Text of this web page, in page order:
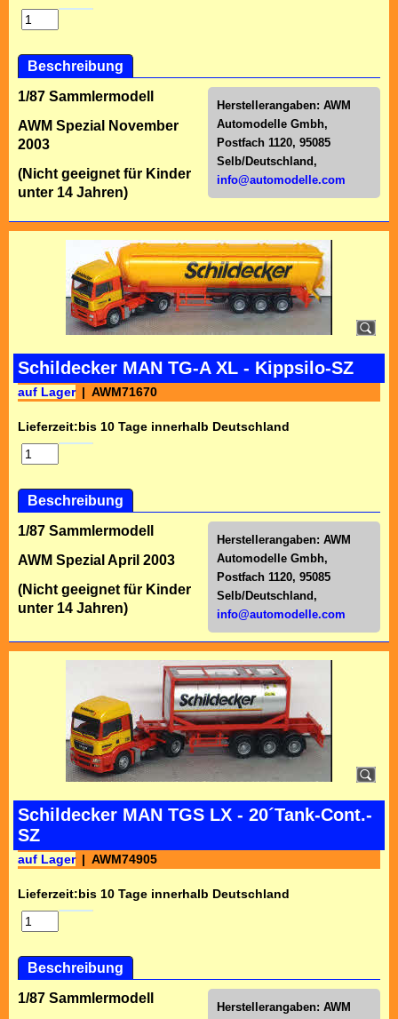
Beschreibung
Herstellerangaben: AWM
Automodelle Gmbh,
Postfach 1120, 95085
Selb/Deutschl and,
info@automodelle.com
1/87 Sammlermodell
AWM Spezial November
2003
(Nicht geeignet für Kinder
unter 14 Jahren)
Schildecker MAN TG-A XL - Kippsilo-SZ
auf Lager AWM71670
Lieferzeit:bis 10 Tage innerhalb Deutschland
Beschreibung
Herstellerangaben: AWM
Automodelle Gmbh,
Postfach 1120, 95085
Selb/Deutschl and,
info@automodelle.com
1/87 Sammlermodell
AWM Spezial April 2003
(Nicht geeignet für Kinder
unter 14 Jahren)
Schildecker MAN TGS LX - 20´Tank-Cont.-
SZ
auf Lager AWM74905
Lieferzeit:bis 10 Tage innerhalb Deutschland
Beschreibung
Herstellerangaben: AWM
1/87 Sammlermodell